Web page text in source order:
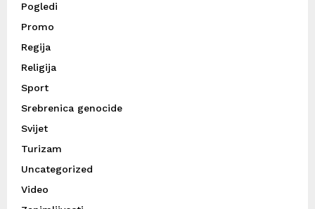
Pogledi
Promo
Regija
Religija
Sport
Srebrenica genocide
Svijet
Turizam
Uncategorized
Video